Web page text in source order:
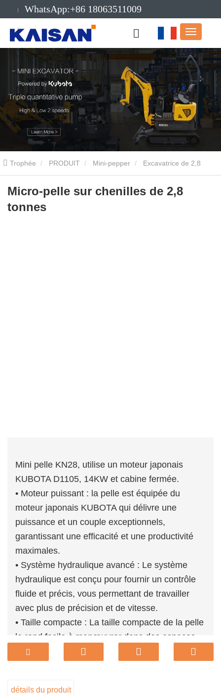
WhatsApp:+86 18063511009
E-mail:info@kaisanmachinery.com
Trophée PRODUIT Mini-pepper Excavatrice de 2,8
tonnes Micro-pelle sur chenilles de 2,8 tonnes
Micro-pelle sur chenilles de 2,8
tonnes
Mini pelle KN28, utilise un moteur japonais
KUBOTA D1105, 14KW et cabine fermée.
• Moteur puissant : la pelle est équipée du
moteur japonais KUBOTA qui délivre une
puissance et un couple exceptionnels,
garantissant une efficacité et une productivité
maximales.
• Système hydraulique avancé : Le système
hydraulique est conçu pour fournir un contrôle
fluide et précis, vous permettant de travailler
avec plus de précision et de vitesse.
• Taille compacte : La taille compacte de la pelle
la rend facile à manœuvrer dans des espaces
restreints, vous permettant de travailler dans
détails du produit